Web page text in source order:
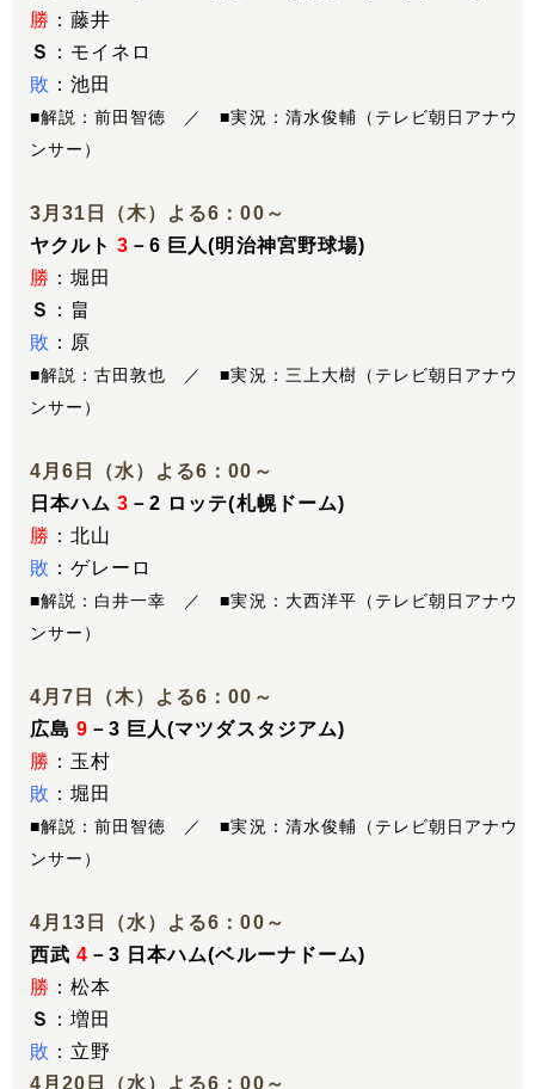
勝 ：藤井
Ｓ
：モイネロ
敗 ：池田
■解説：前田智徳 ／ ■実況：清水俊輔（テレビ朝日アナウ
ンサー）
3月31日（木）よる6：00～
ヤクルト3 －6 巨人(明治神宮野球場)
勝 ：堀田
Ｓ
：畠
敗 ：原
■解説：古田敦也 ／ ■実況：三上大樹（テレビ朝日アナウ
ンサー）
4月6日（水）よる6：00～
日本ハム3 －2 ロッテ(札幌ドーム)
勝 ：北山
敗 ：ゲレーロ
■解説：白井一幸 ／ ■実況：大西洋平（テレビ朝日アナウ
ンサー）
4月7日（木）よる6：00～
広島9 －3 巨人(マツダスタジアム)
勝 ：玉村
敗 ：堀田
■解説：前田智徳 ／ ■実況：清水俊輔（テレビ朝日アナウ
ンサー）
4月13日（水）よる6：00～
西武4 －3 日本ハム(ベルーナドーム)
勝 ：松本
Ｓ
：増田
敗 ：立野
4月20日（水）よる6：00～